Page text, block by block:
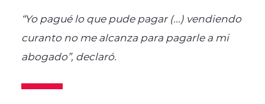
“Yo pagué lo que pude pagar (...) vendiendo
curanto no me alcanza para pagarle a mi
abogado”, declaró.